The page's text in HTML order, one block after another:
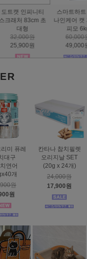
트 골드
캣 피부&
원
원
도트캣 스크래처
집콕 TV
16,000원
12,900원
미 퓨레
대구
연어
개
원
원
칸타나 참치필렛
오리지날 SET
(20g x 24개)
24,000원
17,900원